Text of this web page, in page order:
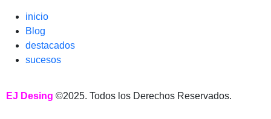
inicio
Blog
destacados
sucesos
EJ Desing ©2025. Todos los Derechos Reservados.